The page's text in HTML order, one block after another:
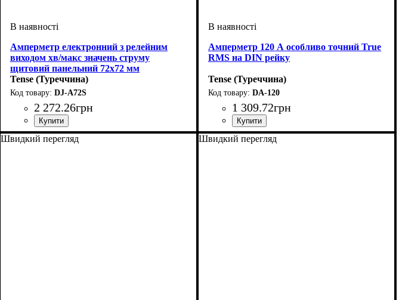
Амперметр електронний з релейним
виходом хв/макс значень струму
щитовий панельний 72х72 мм
Tense (Туреччина)
DJ-A72S
2 272.26грн
Амперметр 120 А особливо точний True
RMS на DIN рейку
Tense (Туреччина)
DA-120
1 309.72грн
Швидкий перегляд Швидкий перегляд